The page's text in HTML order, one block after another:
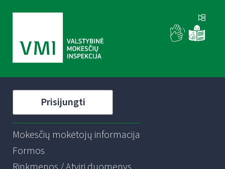
Prisijungti
Mokesčių mokėtojų informacija
Formos